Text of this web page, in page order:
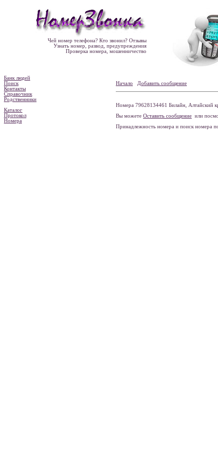
Чей номер телефона? Кто звонил? Отзывы
Узнать номер, развод, предупреждения
Проверка номера, мошенничество
Банк людей
Поиск
Контакты
Справочник
Родственники
Каталог
Протокол
Номера
Начало Добавить сообщение
Номера 79628134461 Билайн, Алтайский
Вы можете Оставить сообщение или
Принадлежность номера и поиск номера